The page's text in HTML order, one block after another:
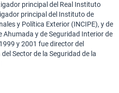
principal del Real Instituto
principal del Instituto de
y Política Exterior (INCIPE), y de
Ahumada y de Seguridad Interior de
y 2001 fue director del
Sector de la Seguridad de la